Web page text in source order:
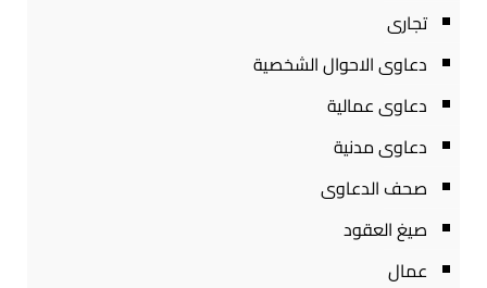
تجارى
دعاوى الاحوال الشخصية
دعاوى عمالية
دعاوى مدنية
صحف الدعاوى
صيغ العقود
عمال